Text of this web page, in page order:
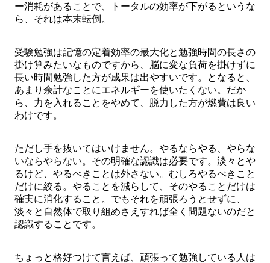
ー消耗があることで、トータルの効率が下がるというな
ら、それは本末転倒。
受験勉強は記憶の定着効率の最大化と勉強時間の長さの
掛け算みたいなものですから、脳に変な負荷を掛けずに
長い時間勉強した方が成果は出やすいです。となると、
あまり余計なことにエネルギーを使いたくない。だか
ら、力を入れることをやめて、脱力した方が燃費は良い
わけです。
ただし手を抜いてはいけません。やるならやる、やらな
いならやらない。その明確な認識は必要です。淡々とや
るけど、やるべきことは外さない。むしろやるべきこと
だけに絞る。やることを減らして、そのやることだけは
確実に消化すること。でもそれを頑張ろうとせずに、
淡々と自然体で取り組めさえすれば全く問題ないのだと
認識することです。
ちょっと格好つけて言えば、頑張って勉強している人は